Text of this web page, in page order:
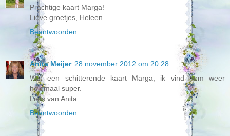
Prachtige kaart Marga!
Lieve groetjes, Heleen
Beantwoorden
Anita Meijer 28 november 2012 om 20:28
Wat een schitterende kaart Marga, ik vind hem weer
helemaal super.
Liefs van Anita
Beantwoorden